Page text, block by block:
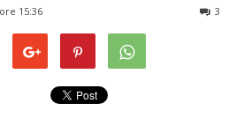
15:36 3